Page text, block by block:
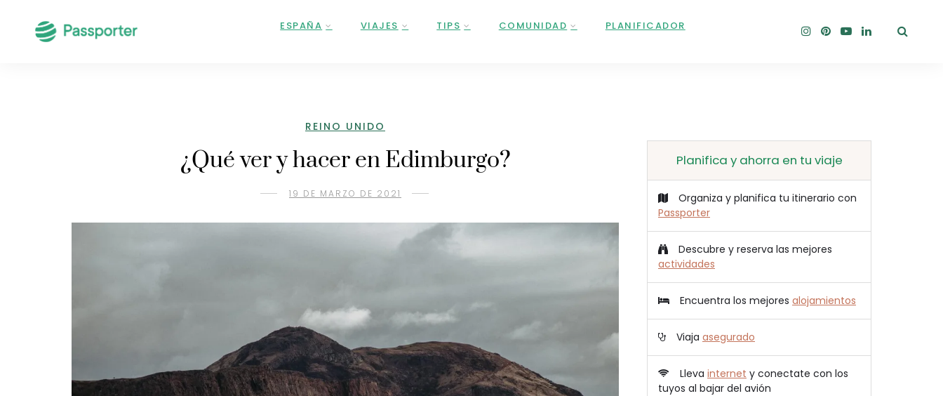
ESPAÑA VIAJES TIPS COMUNIDAD PLANIFICADOR
REINO UNIDO
¿Qué ver y hacer en Edimburgo?
19 DE MARZO DE 2021
Planifica y ahorra en tu viaje
Organiza y planifica tu itinerario con
Passporter
Descubre y reserva las mejores
actividades
Encuentra los mejores alojamientos
Viaja asegurado
Lleva internet y conectate con los
tuyos al bajar del avión